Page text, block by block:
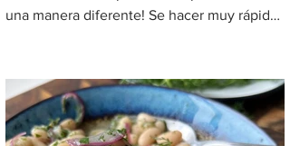
una manera diferente! Se hacer muy rápido